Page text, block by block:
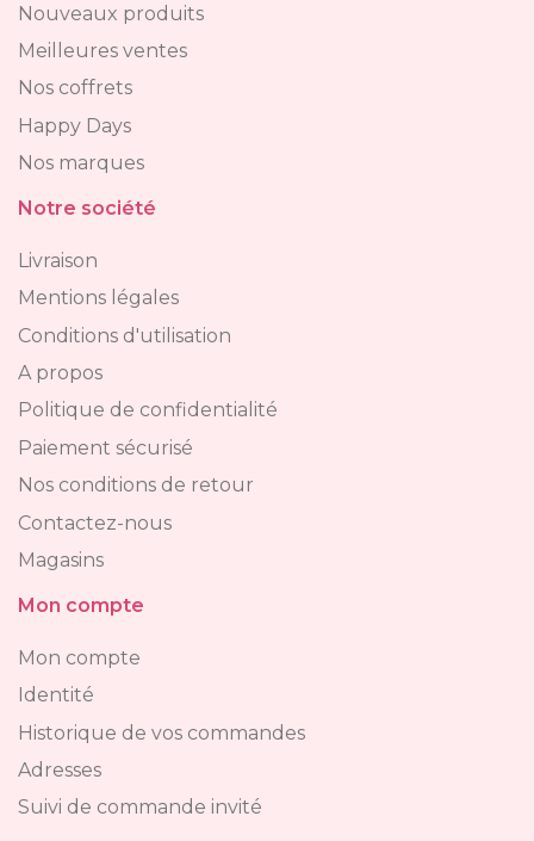
Nouveaux produits
Meilleures ventes
Nos coffrets
Happy Days
Nos marques
Notre société
Livraison
Mentions légales
Conditions d'utilisation
A propos
Politique de confidentialité
Paiement sécurisé
Nos conditions de retour
Contactez-nous
Magasins
Mon compte
Mon compte
Identité
Historique de vos commandes
Adresses
Suivi de commande invité